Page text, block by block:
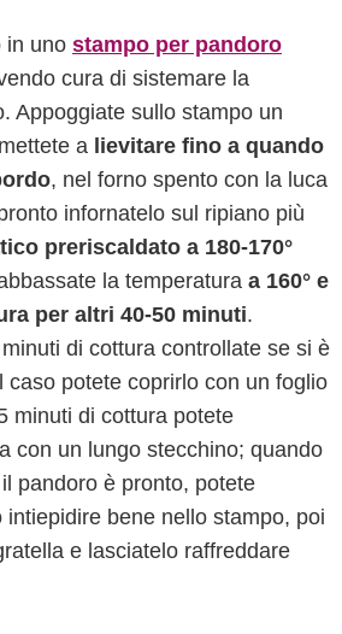
in uno stampo per pandoro
cura di sistemare la
Appoggiate sullo stampo un
a lievitare fino a quando
, nel forno spento con la luca
infornatelo sul ripiano più
preriscaldato a 180-170°
la temperatura a 160° e
per altri 40-50 minuti.
di cottura controllate se si è
caso potete coprirlo con un foglio
minuti di cottura potete
con un lungo stecchino; quando
pandoro è pronto, potete
bene nello stampo, poi
e lasciatelo raffreddare